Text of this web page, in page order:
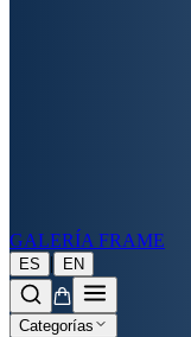
GALERÍA FRAME
ES | EN
Categorías